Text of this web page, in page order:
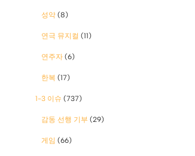
성악 (8)
연극 뮤지컬 (11)
연주자 (6)
한복 (17)
1-3 이슈 (737)
감동 선행 기부 (29)
게임 (66)